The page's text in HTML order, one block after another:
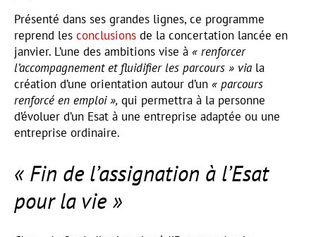
Présenté dans ses grandes lignes, ce programme
reprend les conclusions de la concertation lancée en
janvier. L’une des ambitions vise à « renforcer
l’accompagnement et fluidifier les parcours » via la
création d’une orientation autour d’un « parcours
renforcé en emploi », qui permettra à la personne
d’évoluer d’un Esat à une entreprise adaptée ou une
entreprise ordinaire.
« Fin de l’assignation à l’Esat
pour la vie »